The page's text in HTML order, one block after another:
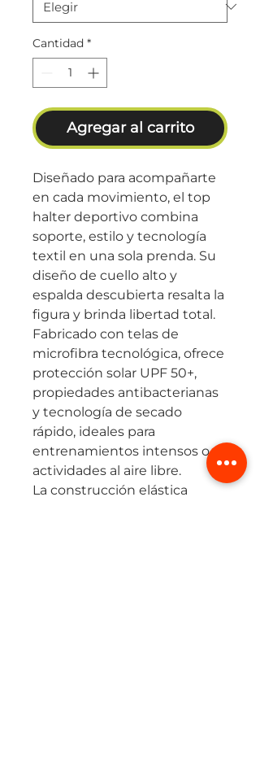
Cantidad *
Agregar al carrito
Diseñado para acompañarte
en cada movimiento, el top
halter deportivo combina
soporte, estilo y tecnología
textil en una sola prenda. Su
diseño de cuello alto y
espalda descubierta resalta la
figura y brinda libertad total.
Fabricado con telas de
microfibra tecnológica, ofrece
protección solar UPF 50+,
propiedades antibacterianas
y tecnología de secado
rápido, ideales para
entrenamientos intensos o
actividades al aire libre.
La construcción elástica